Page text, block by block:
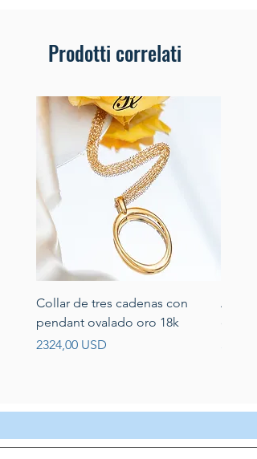
Prodotti correlati
Collar de tres cadenas con
pendant ovalado oro 18k
Prezzo
2324,00 USD